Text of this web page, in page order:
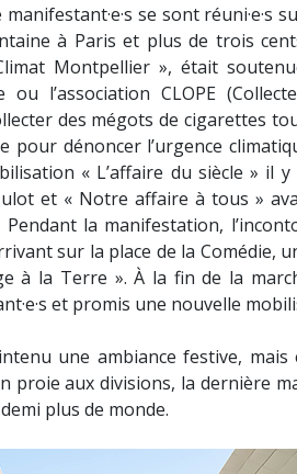
se sont réuni·e·s
à Paris et plus de trois
Montpellier », était
l’association CLOPE
des mégots de cigarettes
dénoncer l’urgence
« L’affaire du siècle » il
et « Notre affaire à tous »
la manifestation,
sur la place de la Comédie,
à la Terre ». À la fin de la
et promis une nouvelle
une ambiance festive,
proie aux divisions, la dernière
plus de monde.